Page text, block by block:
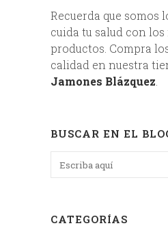
Recuerda que somos
cuida tu salud con los
productos. Compra
calidad en nuestra
Jamones Blázquez
BUSCAR EN EL
CATEGORÍAS